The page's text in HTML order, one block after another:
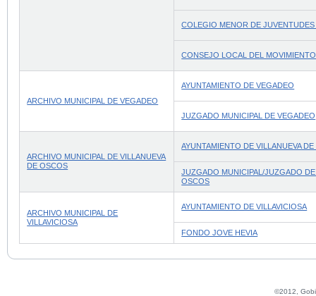
COLEGIO MENOR DE
CONSEJO LOCAL DEL
ARCHIVO MUNICIPAL DE VEGADEO
AYUNTAMIENTO DE VEGADEO
JUZGADO MUNICIPAL DE VEGADEO
ARCHIVO MUNICIPAL DE VILLANUEVA
DE OSCOS
AYUNTAMIENTO DE VILLANUEVA
JUZGADO MUNICIPAL/JUZGADO
OSCOS
ARCHIVO MUNICIPAL DE
VILLAVICIOSA
AYUNTAMIENTO DE VILLAVICIOSA
FONDO JOVE HEVIA
©2012,